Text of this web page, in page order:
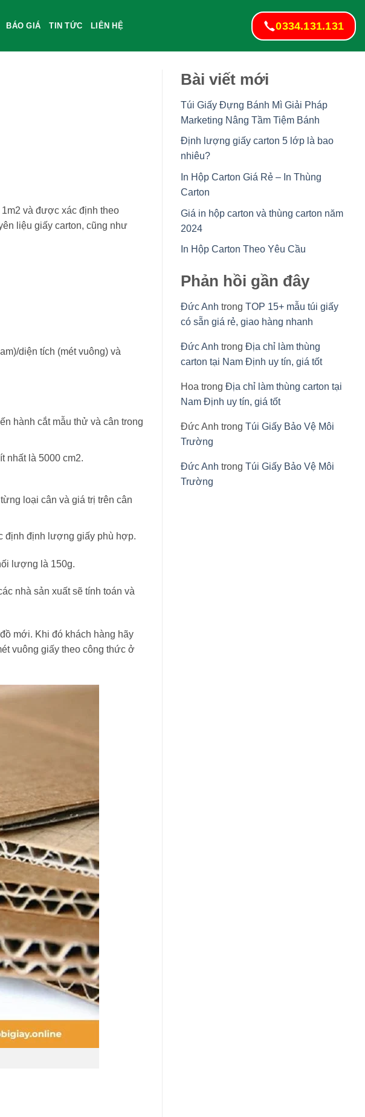
BÁO GIÁ TIN TỨC LIÊN HỆ 0334.131.131
và được xác định theo
liệu giấy carton, cũng như
diện tích (mét vuông) và
hành cắt mẫu thử và cân trong
nhất là 5000 cm2.
loại cân và giá trị trên cân
định định lượng giấy phù hợp.
lượng là 150g.
nhà sản xuất sẽ tính toán và
mới. Khi đó khách hàng hãy
vuông giấy theo công thức ở
Bài viết mới
Túi Giấy Đựng Bánh Mì Giải Pháp
Marketing Nâng Tầm Tiệm Bánh
Định lượng giấy carton 5 lớp là bao
nhiêu?
In Hộp Carton Giá Rẻ – In Thùng
Carton
Giá in hộp carton và thùng carton năm
2024
In Hộp Carton Theo Yêu Cầu
Phản hồi gần đây
Đức Anh trong TOP 15+ mẫu túi giấy
có sẵn giá rẻ, giao hàng nhanh
Đức Anh trong Địa chỉ làm thùng
carton tại Nam Định uy tín, giá tốt
Hoa trong Địa chỉ làm thùng carton tại
Nam Định uy tín, giá tốt
Đức Anh trong Túi Giấy Bảo Vệ Môi
Trường
Đức Anh trong Túi Giấy Bảo Vệ Môi
Trường